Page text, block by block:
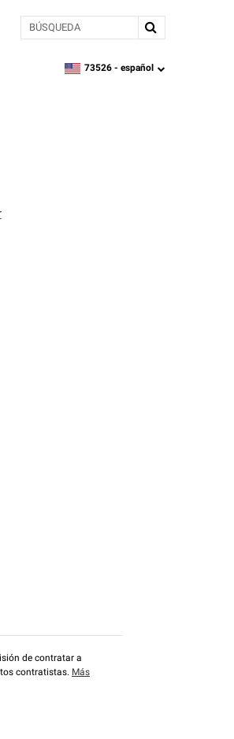
BÚSQUEDA
zipcode,language
73526 - español
de contratar a
contratistas. Más